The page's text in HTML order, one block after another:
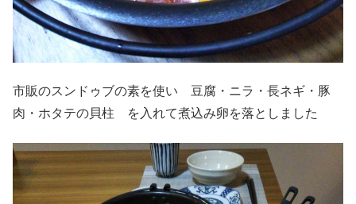
市販のスンドゥブの素を使い 豆腐・ニラ・長ネギ・豚
肉・ホタテの貝柱 を入れて煮込み卵を落としました